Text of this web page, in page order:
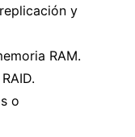
y
RAM.
o